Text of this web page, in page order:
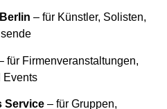
– für Künstler, Solisten,
für Firmenveranstaltungen,
Events
Service – für Gruppen,